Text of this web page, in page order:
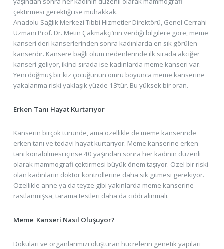
çektirmesi gerektiği ise muhakkak.
Anadolu Sağlık Merkezi Tıbbi Hizmetler Direktörü, Genel Cerrahi
Uzmanı Prof. Dr. Metin Çakmakçı’nın verdiği bilgilere göre, meme
kanseri deri kanserlerinden sonra kadınlarda en sık görülen
kanserdir. Kansere bağlı ölüm nedenlerinde ilk sırada akciğer
kanseri geliyor, ikinci sırada ise kadınlarda meme kanseri var.
Yeni doğmuş bir kız çocuğunun ömrü boyunca meme kanserine
yakalanma riski yaklaşık yüzde 13’tür. Bu yüksek bir oran.
Erken Tanı Hayat Kurtarıyor
Kanserin birçok türünde, ama özellikle de meme kanserinde
erken tanı ve tedavi hayat kurtarıyor. Meme kanserine erken
tanı konabilmesi içinse 40 yaşından sonra her kadının düzenli
olarak mammografi çektirmesi büyük önem taşıyor. Özel bir riski
olan kadınların doktor kontrollerine daha sık gitmesi gerekiyor.
Özellikle anne ya da teyze gibi yakınlarda meme kanserine
rastlanmışsa, tarama testleri daha da ciddi alınmalı.
Meme Kanseri Nasıl Oluşuyor?
Dokuları ve organlarımızı oluşturan hücrelerin genetik yapıları